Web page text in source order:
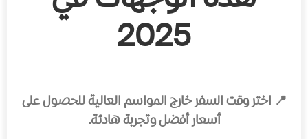
2025
📍 اختر وقت السفر خارج المواسم العالية للحصول على
أسعار أفضل وتجربة هادئة.